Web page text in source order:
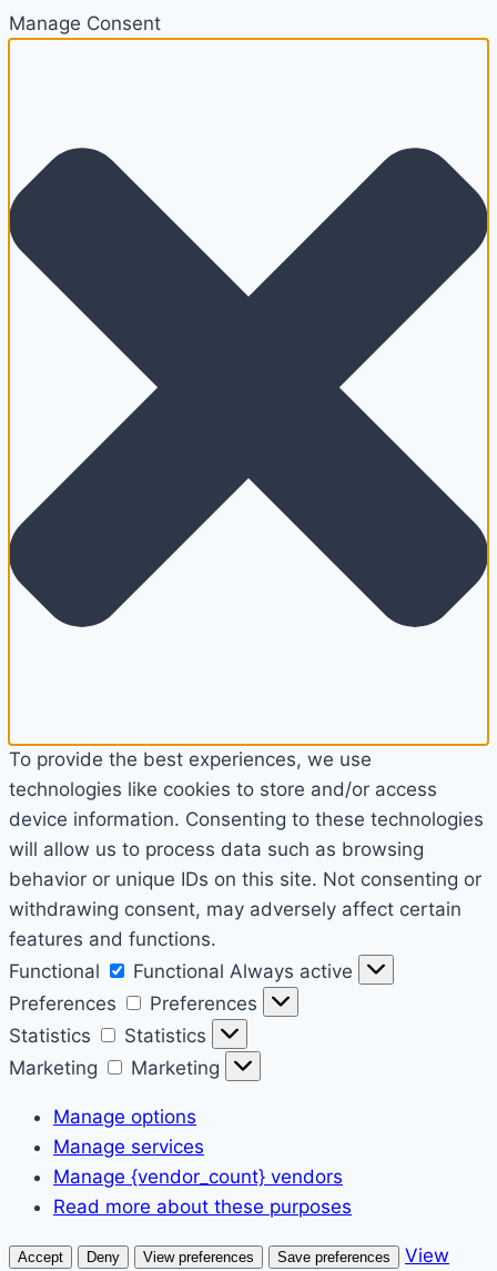
Manage Consent
To provide the best experiences, we use
technologies like cookies to store and/or access
device information. Consenting to these technologies
will allow us to process data such as browsing
behavior or unique IDs on this site. Not consenting or
withdrawing consent, may adversely affect certain
features and functions.
Functional
Functional Always active
Preferences
Preferences
Statistics
Statistics
Marketing
Marketing
Manage options
Manage services
Manage {vendor_count} vendors
Read more about these purposes
Accept Deny View preferences Save preferences
View